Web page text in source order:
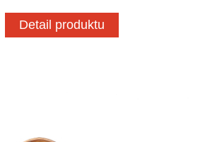
Detail produktu